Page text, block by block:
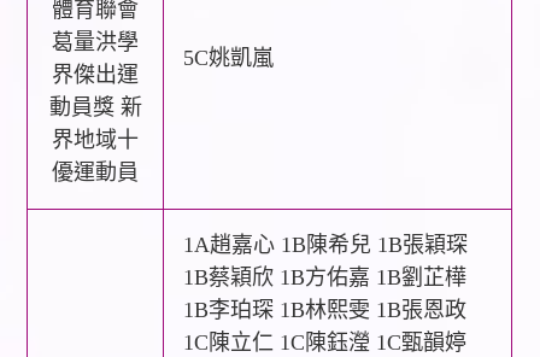
體育聯會
葛量洪學
界傑出運
動員獎 新
界地域十
優運動員
5C姚凱嵐
1A趙嘉心 1B陳希兒 1B張穎琛
1B蔡穎欣 1B方佑嘉 1B劉芷樺
1B李珀琛 1B林熙雯 1B張恩政
1C陳立仁 1C陳鈺瀅 1C甄韻婷